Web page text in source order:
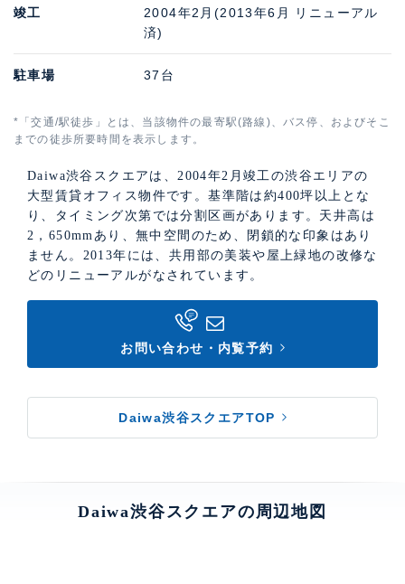
竣工
2004年2月(2013年6月 リニューアル
済)
駐車場 37台
*「交通/駅徒歩」とは、当該物件の最寄駅(路線)、バス停、およびそこ
までの徒歩所要時間を表示します。
Daiwa渋谷スクエアは、2004年2月竣工の渋谷エリアの
大型賃貸オフィス物件です。基準階は約400坪以上とな
り、タイミング次第では分割区画があります。天井高は
2，650mmあり、無中空間のため、閉鎖的な印象はあり
ません。2013年には、共用部の美装や屋上緑地の改修な
どのリニューアルがなされています。
お問い合わせ・内覧予約
Daiwa渋谷スクエアTOP
Daiwa渋谷スクエアの周辺地図